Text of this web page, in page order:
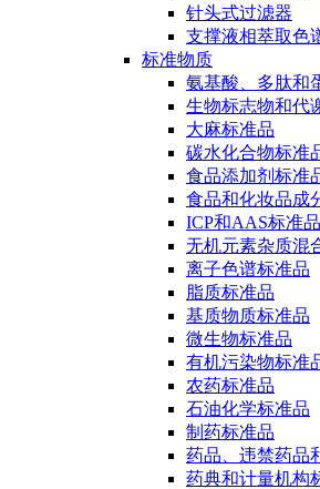
针头式过滤器
支撑液相萃取色
标准物质
氨基酸、多肽和
生物标志物和代
大麻标准品
碳水化合物标准
食品添加剂标准
食品和化妆品成
ICP和AAS标准品
无机元素杂质混
离子色谱标准品
脂质标准品
基质物质标准品
微生物标准品
有机污染物标准
农药标准品
石油化学标准品
制药标准品
药品、违禁药品
药典和计量机构